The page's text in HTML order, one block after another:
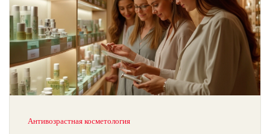
Антивозрастная косметология